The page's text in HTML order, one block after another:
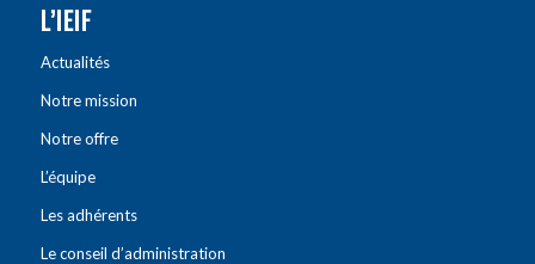
L’IEIF
Actualités
Notre mission
Notre offre
L’équipe
Les adhérents
Le conseil d’administration